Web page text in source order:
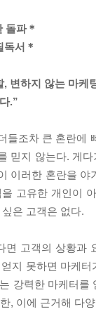
돌파＊
독서＊
변하지 않는 마케
.”
들조차 큰 혼란에
믿지 않는다. 게
이러한 혼란을 야
고유한 개인이
은 고객은 없다.
면 고객의 상황과
지 못하면 마케
강력한 마케터
, 이에 근거해 다